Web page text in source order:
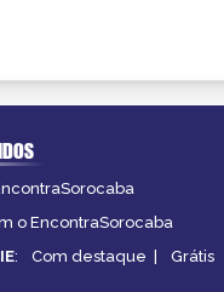
o EncontraSorocaba
: Com destaque | Grátis